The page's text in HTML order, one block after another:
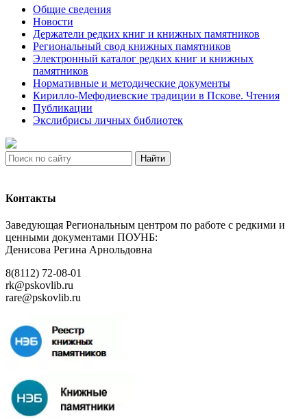
Общие сведения
Новости
Держатели редких книг и книжных памятников
Региональный свод книжных памятников
Электронный каталог редких книг и книжных
памятников
Нормативные и методические документы
Кирилло-Мефодиевские традиции в Пскове. Чтения
Публикации
Экслибрисы личных библиотек
Найти
Контакты
Заведующая Региональным центром по работе с редкими и
ценными документами ПОУНБ:
Денисова Регина Арнольдовна
8(8112) 72-08-01
rk@pskovlib.ru
rare@pskovlib.ru